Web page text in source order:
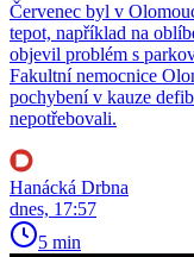
Červenec byl v
tepot, například na
objevil problém s
Fakultní nemocnice
pochybení v kauze
nepotřebovali.
Hanácká Drbna
dnes, 17:57
5 min